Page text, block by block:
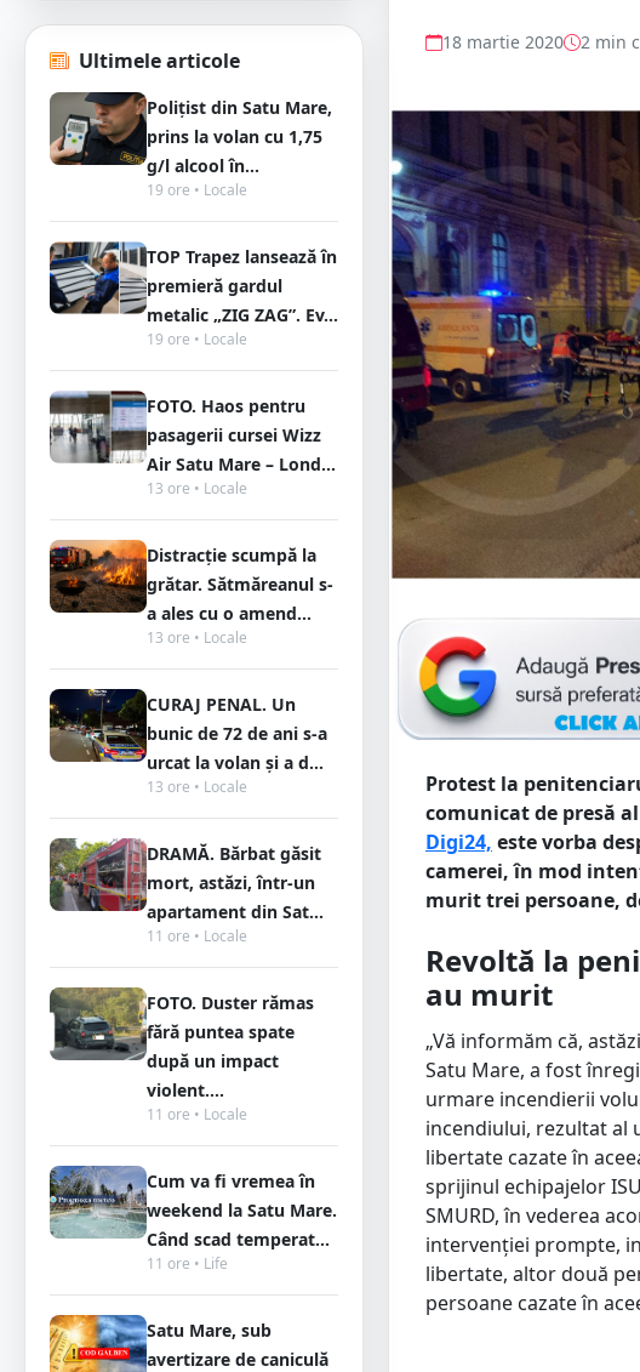
Ultimele articole
Polițist din Satu Mare,
prins la volan cu 1,75
g/l alcool în...
19 ore • Locale
TOP Trapez lansează în
premieră gardul
metalic „ZIG ZAG”. Ev...
19 ore • Locale
FOTO. Haos pentru
pasagerii cursei Wizz
Air Satu Mare – Lond...
13 ore • Locale
Distracție scumpă la
grătar. Sătmăreanul s-
a ales cu o amend...
13 ore • Locale
CURAJ PENAL. Un
bunic de 72 de ani s-a
urcat la volan și a d...
13 ore • Locale
DRAMĂ. Bărbat găsit
mort, astăzi, într-un
apartament din Sat...
11 ore • Locale
FOTO. Duster rămas
fără puntea spate
după un impact
violent....
11 ore • Locale
Cum va fi vremea în
weekend la Satu Mare.
Când scad temperat...
11 ore • Life
Satu Mare, sub
avertizare de caniculă
18 martie 2020 2 min
Protest la
comunicat de presă
Digi24, este vorba
camerei, în mod
murit trei persoane,
Revoltă la
au murit
„Vă informăm că,
Satu Mare, a fost
urmare incendierii
incendiului, rezultat al
libertate cazate în
sprijinul echipajelor
SMURD, în vederea
intervenției prompte,
libertate, altor două
persoane cazate în